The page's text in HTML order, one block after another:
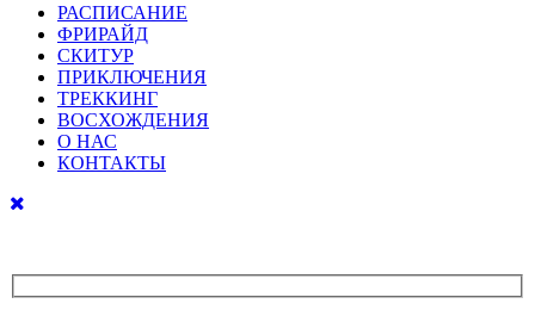
РАСПИСАНИЕ
ФРИРАЙД
СКИТУР
ПРИКЛЮЧЕНИЯ
ТРЕККИНГ
ВОСХОЖДЕНИЯ
О НАС
КОНТАКТЫ